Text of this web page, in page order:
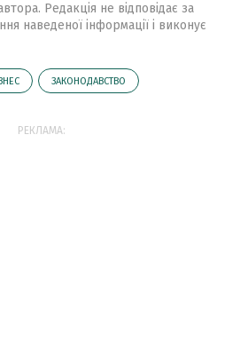
Редакція не відповідає за
наведеної інформації і виконує
ЗАКОНОДАВСТВО
РЕКЛАМА: